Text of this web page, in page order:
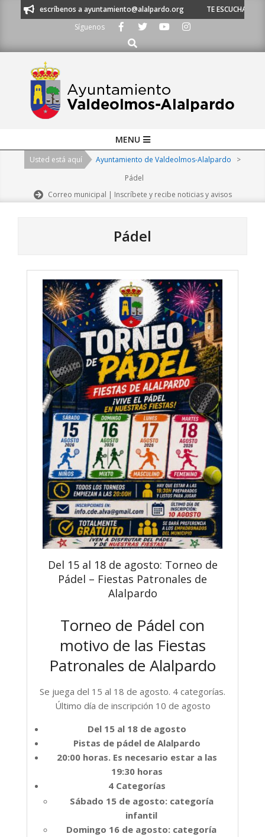
escríbenos a ayuntamiento@alalpardo.org
TE ESCUCHAMOS -
Síguenos
Buscar
Navigation
MENU
Usted está aquí Ayuntamiento de Valdeolmos-Alalpardo
>
Pádel
Correo municipal | Inscríbete y recibe noticias y avisos
Pádel
Del 15 al 18 de agosto: Torneo de
Pádel – Fiestas Patronales de
Alalpardo
Torneo de Pádel con
motivo de las Fiestas
Patronales de Alalpardo
Se juega del 15 al 18 de agosto. 4 categorías.
Último día de inscripción 10 de agosto
Del 15 al 18 de agosto
Pistas de pádel de Alalpardo
20:00 horas. Es necesario estar a las
19:30 horas
4 Categorías
Sábado 15 de agosto: categoría
infantil
Domingo 16 de agosto: categoría